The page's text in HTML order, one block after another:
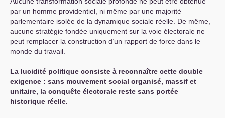
par un homme providentiel, ni même par une majorité
parlementaire isolée de la dynamique sociale réelle. De même,
aucune stratégie fondée uniquement sur la voie électorale ne
peut remplacer la construction d’un rapport de force dans le
monde du travail.
La lucidité politique consiste à reconnaître cette double
exigence : sans mouvement social organisé, massif et
unitaire, la conquête électorale reste sans portée
historique réelle.